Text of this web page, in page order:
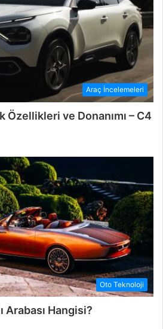
Araç İncelemeleri
Özellikleri ve Donanımı – C4
Oto Teknoloji
Arabası Hangisi?